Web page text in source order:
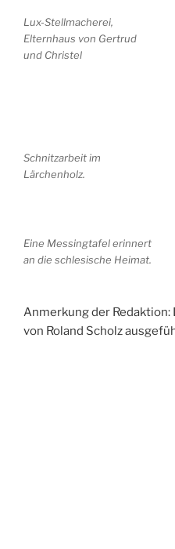
Lux-Stellmacherei,
Elternhaus von Gertrud
und Christel
Schnitzarbeit im
Lärchenholz.
Eine Messingtafel erinnert
an die schlesische Heimat.
Anmerkung der
von Roland Scholz